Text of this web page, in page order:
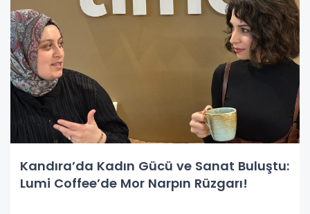
Kandıra’da Kadın Gücü ve Sanat Buluştu:
Lumi Coffee’de Mor Narpın Rüzgarı!